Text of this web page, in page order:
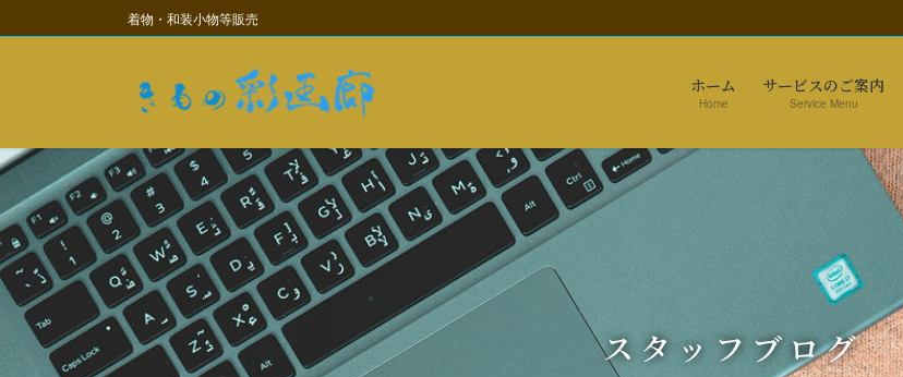
ン
に
移
ビ
ョ
ン
移
動
着物・和装小物等販売
ホーム
Home
サービスのご案内
Service Menu
スタッフブログ